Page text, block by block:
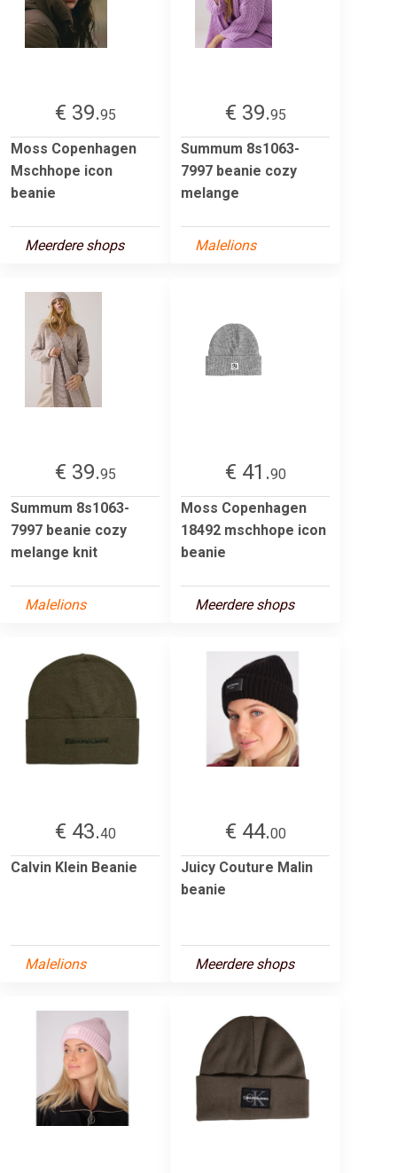
€ 39.95
Moss Copenhagen
Mschhope icon
beanie
Meerdere shops
€ 39.95
Summum 8s1063-
7997 beanie cozy
melange
Malelions
€ 39.95
Summum 8s1063-
7997 beanie cozy
melange knit
Malelions
€ 41.90
Moss Copenhagen
18492 mschhope icon
beanie
Meerdere shops
€ 43.40
Calvin Klein Beanie
Malelions
€ 44.00
Juicy Couture Malin
beanie
Meerdere shops